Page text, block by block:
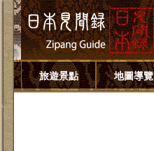
旅遊景點 地圖導覽